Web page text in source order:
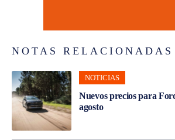
NOTAS RELACIONADAS
NOTICIAS
Nuevos precios para
agosto